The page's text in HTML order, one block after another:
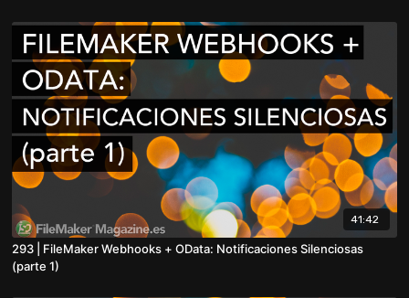
41:42
293 | FileMaker Webhooks + OData: Notificaciones Silenciosas
(parte 1)